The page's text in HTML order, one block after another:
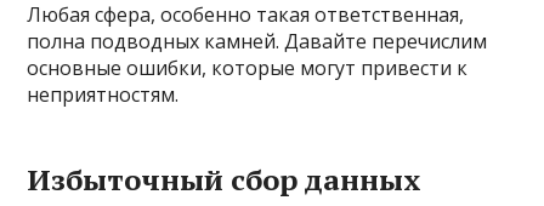
Любая сфера, особенно такая ответственная,
полна подводных камней. Давайте перечислим
основные ошибки, которые могут привести к
неприятностям.
Избыточный сбор данных